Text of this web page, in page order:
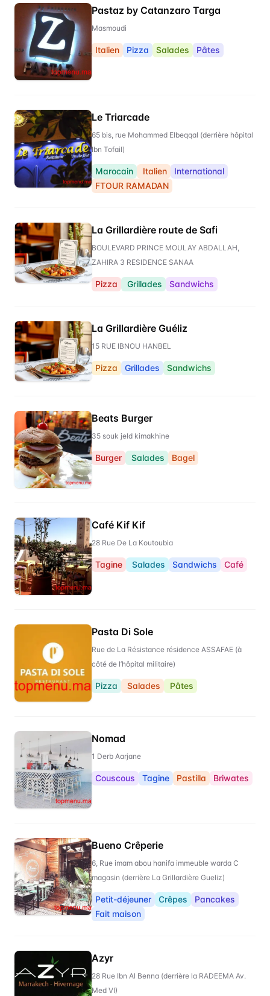
Pastaz by Catanzaro Targa
Masmoudi
Italien Pizza Salades Pâtes
Le Triarcade
65 bis, rue Mohammed Elbeqqal (derrière hôpital
Ibn Tofail)
Marocain Italien
International
FTOUR RAMADAN
La Grillardière route de Safi
BOULEVARD PRINCE MOULAY ABDALLAH,
ZAHIRA 3 RESIDENCE SANAA
Pizza Grillades Sandwichs
La Grillardière Guéliz
15 RUE IBNOU HANBEL
Pizza Grillades Sandwichs
Beats Burger
35 souk jeld kimakhine
Burger Salades Bagel
Café Kif Kif
28 Rue De La Koutoubia
Tagine Salades Sandwichs Café
Pasta Di Sole
Rue de La Résistance résidence ASSAFAE (à
côté de l’hôpital militaire)
Pizza Salades Pâtes
Nomad
1 Derb Aarjane
Couscous Tagine Pastilla Briwates
Bueno Crêperie
6, Rue imam abou hanifa immeuble warda C
magasin (derrière La Grillardière Gueliz)
Petit-déjeuner Crêpes
Pancakes
Fait maison
Azyr
28 Rue Ibn Al Benna (derrière la RADEEMA Av.
Med VI)